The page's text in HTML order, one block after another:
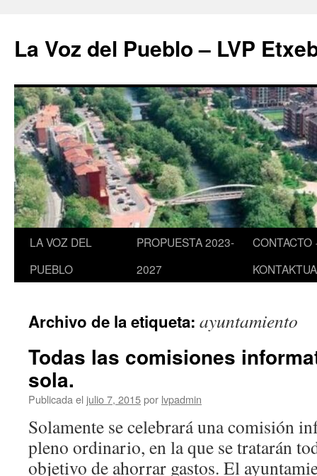
contenido
La Voz del Pueblo – LVP
LA VOZ DEL
PUEBLO
PROPUESTA 2023-
2027
CONTACTO ·
KONTAKTUA
Archivo de la etiqueta: ayuntamiento
Todas las comisiones
sola.
Publicada el julio 7, 2015por lvpadmin
Solamente se celebrará una comisión
pleno ordinario, en la que se tratarán
objetivo de ahorrar gastos. El